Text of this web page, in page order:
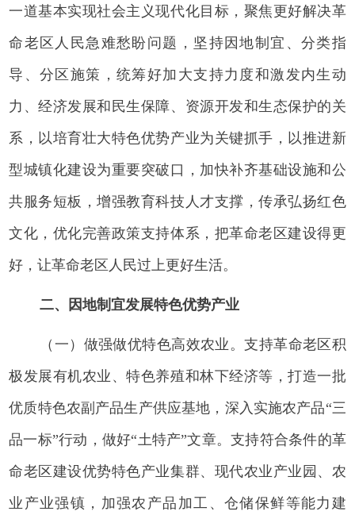
一道基本实现社会主义现代化目标，聚焦更好解决革
命老区人民急难愁盼问题，坚持因地制宜、分类指
导、分区施策，统筹好加大支持力度和激发内生动
力、经济发展和民生保障、资源开发和生态保护的关
系，以培育壮大特色优势产业为关键抓手，以推进新
型城镇化建设为重要突破口，加快补齐基础设施和公
共服务短板，增强教育科技人才支撑，传承弘扬红色
文化，优化完善政策支持体系，把革命老区建设得更
好，让革命老区人民过上更好生活。
二、因地制宜发展特色优势产业
（一）做强做优特色高效农业。支持革命老区积
极发展有机农业、特色养殖和林下经济等，打造一批
优质特色农副产品生产供应基地，深入实施农产品“三
品一标”行动，做好“土特产”文章。支持符合条件的革
命老区建设优势特色产业集群、现代农业产业园、农
业产业强镇，加强农产品加工、仓储保鲜等能力建